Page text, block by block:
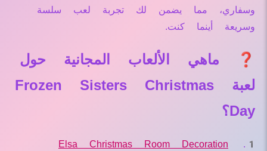
وسفاري، مما يضمن لك تجربة لعب سلسة
وسريعة أينما كنت.
❓ ماهي الألعاب المجانية حول
لعبة Frozen Sisters Christmas
Day؟
Elsa Christmas Room Decoration